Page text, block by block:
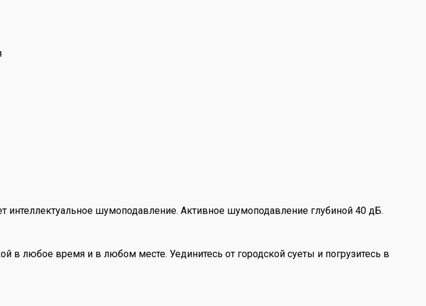
интеллектуальное шумоподавление. Активное шумоподавление глубиной 40 дБ.
любое время и в любом месте. Уединитесь от городской суеты и погрузитесь в